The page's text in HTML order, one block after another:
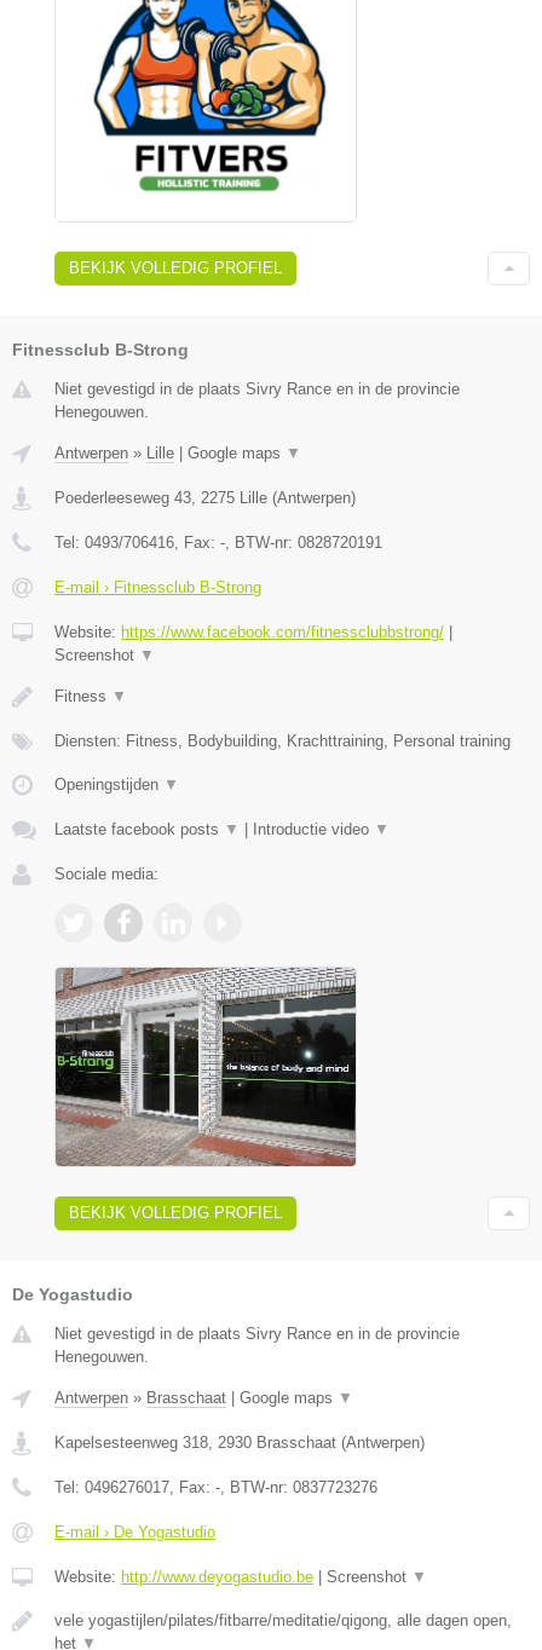
BEKIJK VOLLEDIG PROFIEL
Fitnessclub B-Strong
Niet gevestigd in de plaats Sivry Rance en in de provincie
Henegouwen.
Antwerpen » Lille | Google maps ▼
Poederleeseweg 43 2275 Lille (Antwerpen)
Tel: 0493/706416 , Fax: - , BTW-nr: 0828720191
E-mail › Fitnessclub B-Strong
Website: https://www.facebook.com/fitnessclubbstrong/ |
Screenshot ▼
Fitness ▼
Diensten: Fitness, Bodybuilding, Krachttraining, Personal training
Openingstijden ▼
Laatste facebook posts ▼ | Introductie video ▼
Sociale media:
BEKIJK VOLLEDIG PROFIEL
De Yogastudio
Niet gevestigd in de plaats Sivry Rance en in de provincie
Henegouwen.
Antwerpen » Brasschaat Google maps ▼
Kapelsesteenweg 318, 2930 Brasschaat (Antwerpen)
Tel: 0496276017, Fax: -, BTW-nr: 0837723276
E-mail › De Yogastudio
Website: http://www.deyogastudio.be Screenshot ▼
vele yogastijlen/pilates/fitbarre/meditatie/qigong, alle dagen open,
het ▼